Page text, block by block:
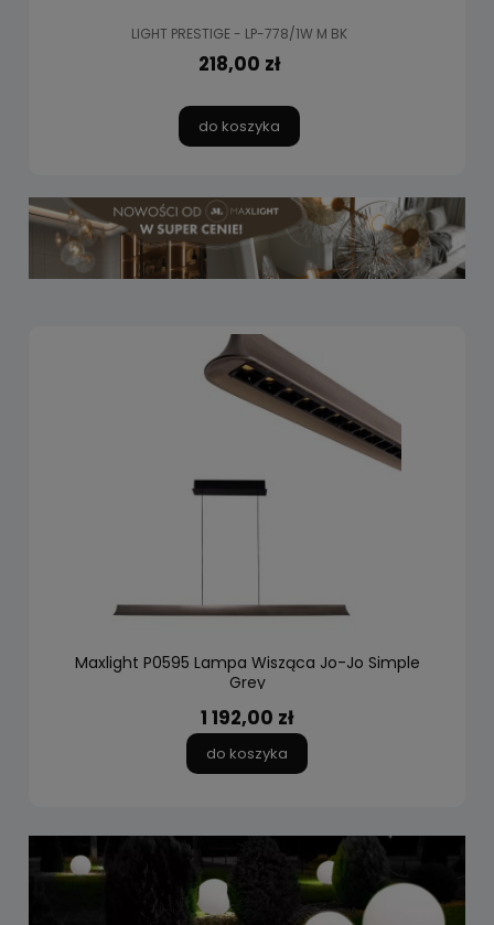
LIGHT PRESTIGE - LP-778/1W M BK
218,00 zł
do koszyka
Maxlight P0595 Lampa Wisząca Jo-Jo Simple
Grey
1 192,00 zł
do koszyka